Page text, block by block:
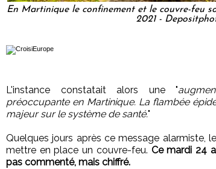
En Martinique le confinement et le couvre-feu
2021 -
L'instance constatait alors une "
préoccupante en Martinique. La flambée
majeur sur le système de santé."
Quelques jours après ce message alarmiste,
mettre en place un couvre-feu. Ce mardi 24
pas commenté, mais chiffré.